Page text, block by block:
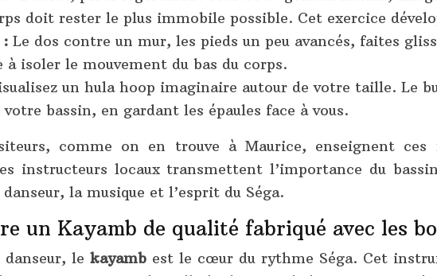
doit rester le plus immobile possible. Cet exercice
: Le dos contre un mur, les pieds un peu avancés, faites
à isoler le mouvement du bas du corps.
un hula hoop imaginaire autour de votre taille. Le
bassin, en gardant les épaules face à vous.
comme on en trouve à Maurice, enseignent
instructeurs locaux transmettent l’importance du
la musique et l’esprit du Séga.
un Kayamb de qualité fabriqué avec les
le kayambest le cœur du rythme Séga. Cet